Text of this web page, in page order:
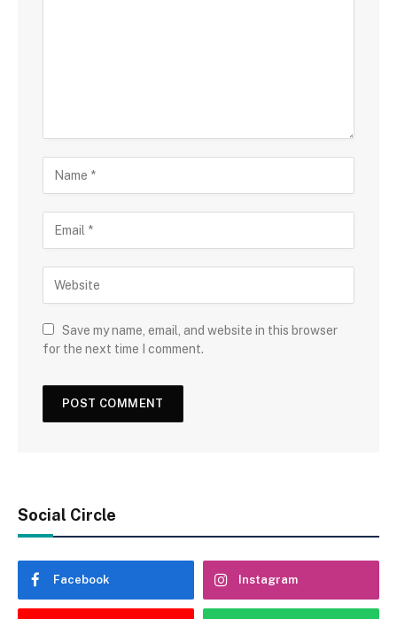
Save my name, email, and website in this browser
for the next time I comment.
Social Circle
Facebook Instagram